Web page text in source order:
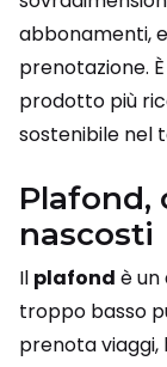
abbonamenti,
prenotazione.
prodotto più
sostenibile nel
Plafond,
nascosti
Il plafond è un
troppo basso
prenota viaggi,